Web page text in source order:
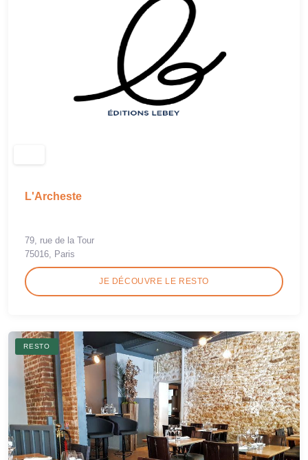
L'Archeste
79, rue de la Tour
75016, Paris
JE DÉCOUVRE LE RESTO
RESTO